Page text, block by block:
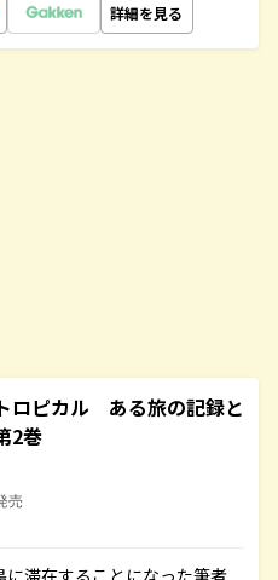
詳細を見る
ロピカル ある旅の記録と
2巻
売
滞在することになった筆者